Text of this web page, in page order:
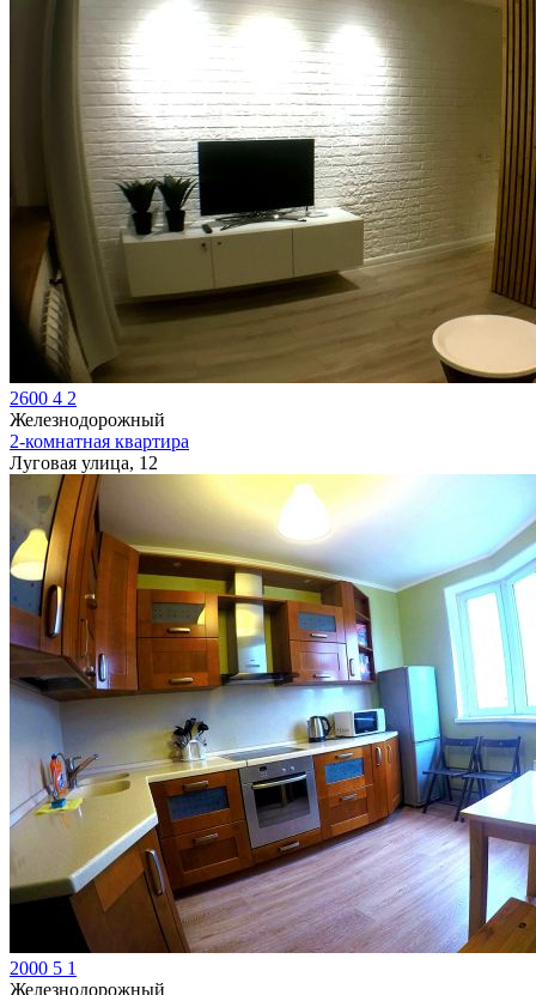
2600 4 2
Железнодорожный
2-комнатная квартира
Луговая улица, 12
2000 5 1
Железнодорожный